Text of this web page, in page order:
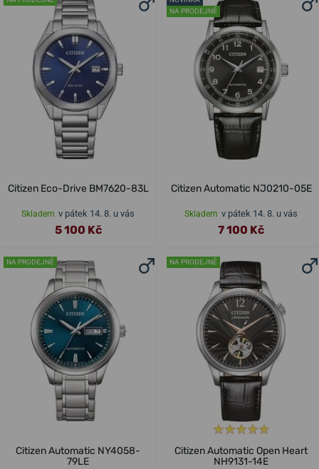
Citizen Eco-Drive BM7620-83L
Skladem v pátek 14. 8. u vás
5 100 Kč
NA PRODEJNĚ
Citizen Automatic NJ0210-05E
Skladem v pátek 14. 8. u vás
7 100 Kč
NA PRODEJNĚ
Citizen Automatic NY4058-
79LE
NA PRODEJNĚ
Citizen Automatic Open Heart
NH9131-14E